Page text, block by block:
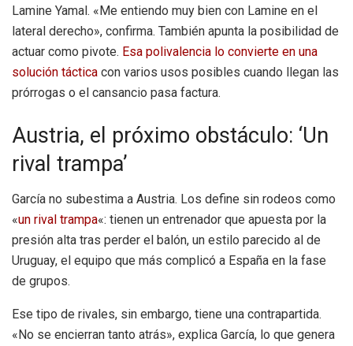
Lamine Yamal. «Me entiendo muy bien con Lamine en el
lateral derecho», confirma. También apunta la posibilidad de
actuar como pivote. Esa polivalencia lo convierte en una
solución táctica con varios usos posibles cuando llegan las
prórrogas o el cansancio pasa factura.
Austria, el próximo obstáculo: ‘Un
rival trampa’
García no subestima a Austria. Los define sin rodeos como
«un rival trampa«: tienen un entrenador que apuesta por la
presión alta tras perder el balón, un estilo parecido al de
Uruguay, el equipo que más complicó a España en la fase
de grupos.
Ese tipo de rivales, sin embargo, tiene una contrapartida.
«No se encierran tanto atrás», explica García, lo que genera